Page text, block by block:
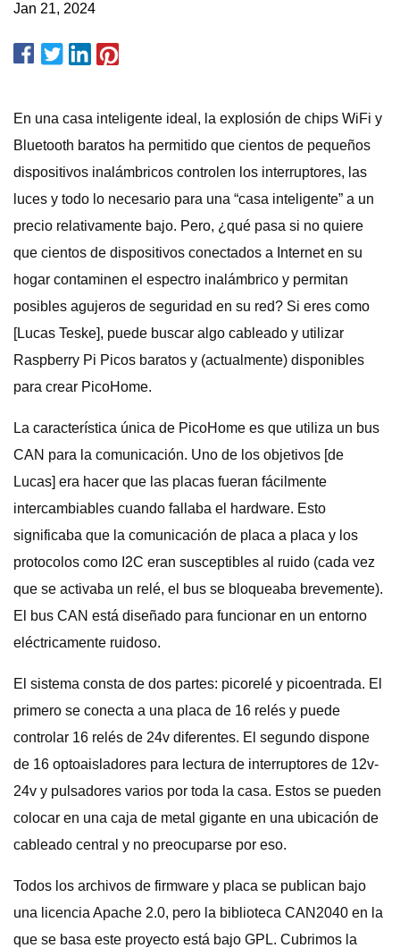
Jan 21, 2024
En una casa inteligente ideal, la explosión de chips WiFi y
Bluetooth baratos ha permitido que cientos de pequeños
dispositivos inalámbricos controlen los interruptores, las
luces y todo lo necesario para una “casa inteligente” a un
precio relativamente bajo. Pero, ¿qué pasa si no quiere
que cientos de dispositivos conectados a Internet en su
hogar contaminen el espectro inalámbrico y permitan
posibles agujeros de seguridad en su red? Si eres como
[Lucas Teske], puede buscar algo cableado y utilizar
Raspberry Pi Picos baratos y (actualmente) disponibles
para crear PicoHome.
La característica única de PicoHome es que utiliza un bus
CAN para la comunicación. Uno de los objetivos [de
Lucas] era hacer que las placas fueran fácilmente
intercambiables cuando fallaba el hardware. Esto
significaba que la comunicación de placa a placa y los
protocolos como I2C eran susceptibles al ruido (cada vez
que se activaba un relé, el bus se bloqueaba brevemente).
El bus CAN está diseñado para funcionar en un entorno
eléctricamente ruidoso.
El sistema consta de dos partes: picorelé y picoentrada. El
primero se conecta a una placa de 16 relés y puede
controlar 16 relés de 24v diferentes. El segundo dispone
de 16 optoaisladores para lectura de interruptores de 12v-
24v y pulsadores varios por toda la casa. Estos se pueden
colocar en una caja de metal gigante en una ubicación de
cableado central y no preocuparse por eso.
Todos los archivos de firmware y placa se publican bajo
una licencia Apache 2.0, pero la biblioteca CAN2040 en la
que se basa este proyecto está bajo GPL. Cubrimos la